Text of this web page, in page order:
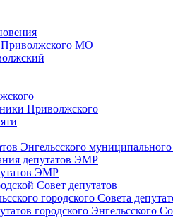
Приволжского МО
Приволжского
Энгельсского
депутатов ЭМР
ЭМР
Совет депутатов
городского Совета
городского Энгельсского